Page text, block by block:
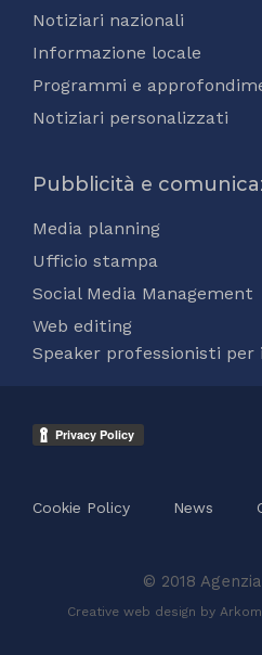
Notiziari nazionali
Informazione locale
Programmi e
Notiziari personalizzati
Pubblicità e
Media planning
Ufficio stampa
Social Media Management
Web editing
Speaker professionisti per
Cookie Policy News
© 2018
Creative web design by